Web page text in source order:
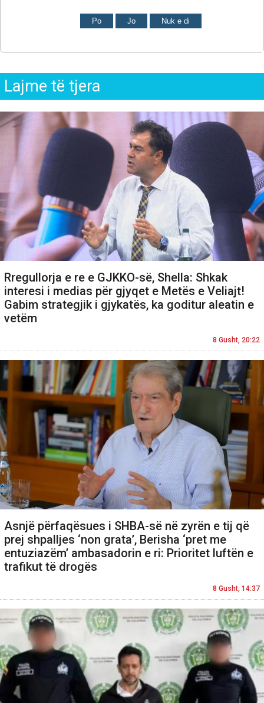
Po Jo Nuk e di
Lajme të tjera
Rregullorja e re e GJKKO-së, Shella: Shkak
interesi i medias për gjyqet e Metës e Veliajt!
Gabim strategjik i gjykatës, ka goditur aleatin e
vetëm
8 Gusht, 20:22
Asnjë përfaqësues i SHBA-së në zyrën e tij që
prej shpalljes ‘non grata’, Berisha ‘pret me
entuziazëm’ ambasadorin e ri: Prioritet luftën e
trafikut të drogës
8 Gusht, 14:37